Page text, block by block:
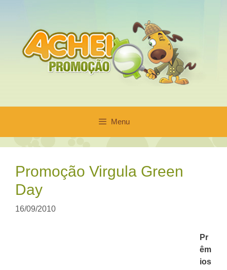
conteúdo
Menu
Promoção Virgula Green
Day
16/09/2010
Pr
êm
ios